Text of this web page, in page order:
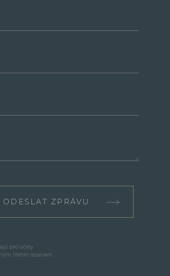
ODESLAT ZPRÁVU
pro účely
třetím stranám.